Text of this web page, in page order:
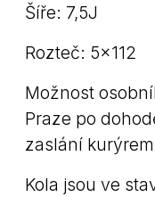
Šíře: 7,5J
Rozteč: 5x112
Možnost
Praze po
zaslání
Kola jsou ve